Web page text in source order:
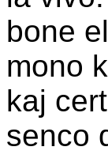
bone
mono
kaj
senco